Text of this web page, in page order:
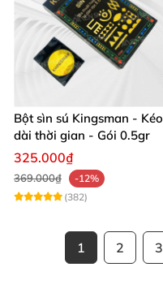
Bột sìn sú Kingsman - Kéo
dài thời gian - Gói 0.5gr
325.000₫
369.000₫
-12%
(382)
1 2 3